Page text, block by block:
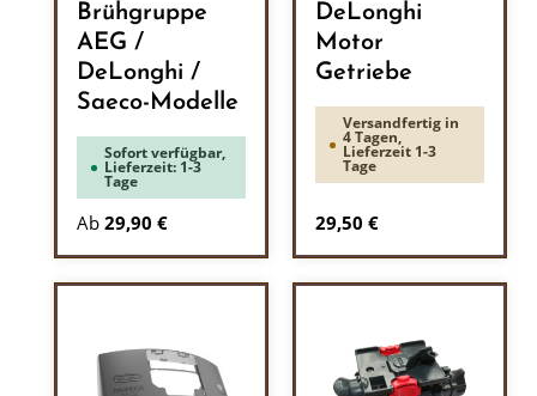
Brühgruppe
AEG /
DeLonghi /
Saeco-Modelle
Sofort verfügbar,
Lieferzeit: 1-3
Tage
Ab 29,90 €
DeLonghi
Motor
Getriebe
Versandfertig in
4 Tagen,
Lieferzeit 1-3
Tage
Regulärer Preis:
29,50 €